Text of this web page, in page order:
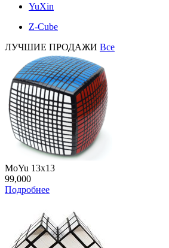
YuXin
Z-Cube
ЛУЧШИЕ ПРОДАЖИ Все
MoYu 13x13
99,000
Подробнее